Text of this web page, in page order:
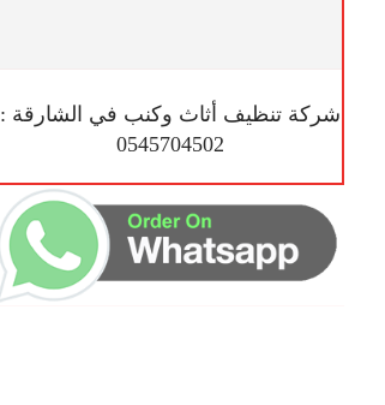
شركة تنظيف أثاث وكنب في الشارقة :
0545704502